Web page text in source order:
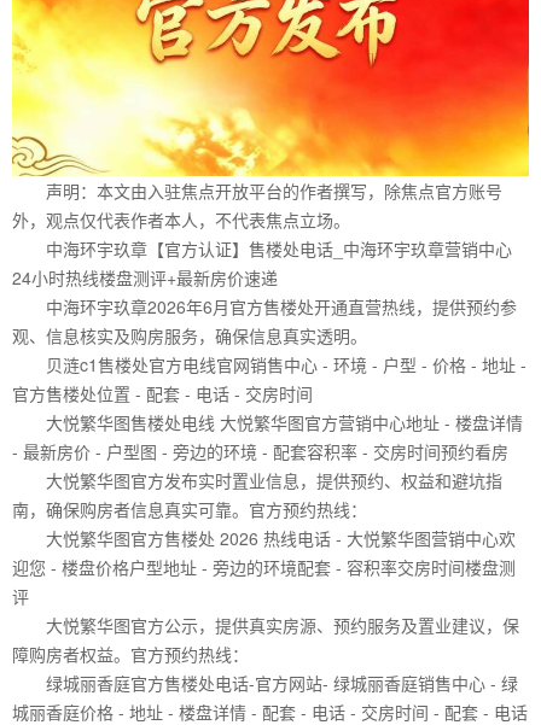
声明：本文由入驻焦点开放平台的作者撰写，除焦点官方账号
外，观点仅代表作者本人，不代表焦点立场。
中海环宇玖章【官方认证】售楼处电话_中海环宇玖章营销中心
24小时热线楼盘测评+最新房价速递
中海环宇玖章2026年6月官方售楼处开通直营热线，提供预约参
观、信息核实及购房服务，确保信息真实透明。
贝涟c1售楼处官方电线官网销售中心 - 环境 - 户型 - 价格 - 地址 -
官方售楼处位置 - 配套 - 电话 - 交房时间
大悦繁华图售楼处电线 大悦繁华图官方营销中心地址 - 楼盘详情
- 最新房价 - 户型图 - 旁边的环境 - 配套容积率 - 交房时间预约看房
大悦繁华图官方发布实时置业信息，提供预约、权益和避坑指
南，确保购房者信息真实可靠。官方预约热线：
大悦繁华图官方售楼处 2026 热线电话 - 大悦繁华图营销中心欢
迎您 - 楼盘价格户型地址 - 旁边的环境配套 - 容积率交房时间楼盘测
评
大悦繁华图官方公示，提供真实房源、预约服务及置业建议，保
障购房者权益。官方预约热线：
绿城丽香庭官方售楼处电话-官方网站- 绿城丽香庭销售中心 - 绿
城丽香庭价格 - 地址 - 楼盘详情 - 配套 - 电话 - 交房时间 - 配套 - 电话